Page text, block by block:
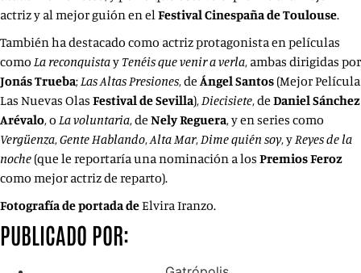
actriz y al mejor guión en elFestival Cinespaña de Toulouse.
También ha destacado como actriz protagonista en películas
como La reconquistay Tenéis que venir a verla, ambas dirigidas por
JonásTrueba;Las Altas Presiones, deÁngel Santos (Mejor Película
Las Nuevas Olas Festival de Sevilla),Diecisiete, de Daniel Sánchez
Arévalo, o La voluntaria, de NelyReguera, y en series como
Vergüenza,Gente Hablando,AltaMar,Dime quién soy, yReyes de la
noche (que le reportaría una nominación a los Premios Feroz
como mejor actriz de reparto).
Fotografía de portada deElvira Iranzo.
PUBLICADO POR: